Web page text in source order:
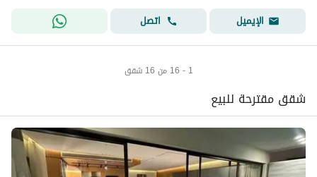
الإيميل
اتصل
1 - 16 من 16 شقق
شقق مقترحة للبيع